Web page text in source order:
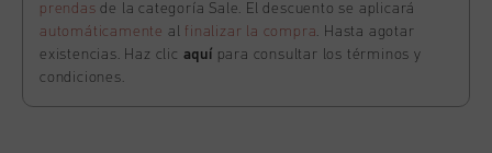
prendas de la categoría Sale. El descuento se aplicará
automáticamente al finalizar la compra. Hasta agotar
existencias. Haz clic aquí para consultar los términos y
condiciones.